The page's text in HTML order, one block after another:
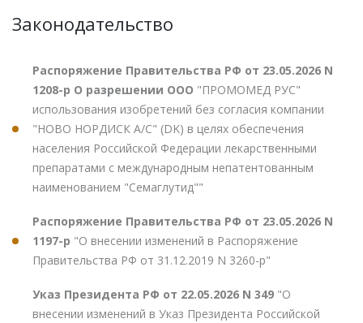
Законодательство
Распоряжение Правительства РФ от 23.05.2026 N
1208-р О разрешении ООО "ПРОМОМЕД РУС"
использования изобретений без согласия компании
"НОВО НОРДИСК А/С" (DK) в целях обеспечения
населения Российской Федерации лекарственными
препаратами с международным непатентованным
наименованием "Семаглутид""
Распоряжение Правительства РФ от 23.05.2026 N
1197-р "О внесении изменений в Распоряжение
Правительства РФ от 31.12.2019 N 3260-р"
Указ Президента РФ от 22.05.2026 N 349 "О
внесении изменений в Указ Президента Российской